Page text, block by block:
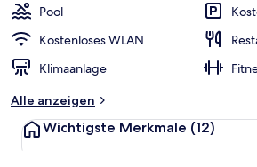
Pool
Kostenloses WLAN
Klimaanlage
Alle anzeigen
Wichtigste Merkmale (12)